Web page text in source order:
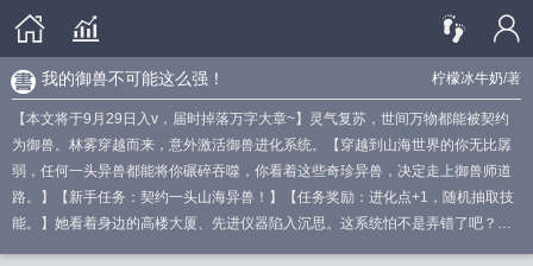
柠檬冰牛奶/著
我的御兽不可能这么强！
【本文将于9月29日入v，届时掉落万字大章~】灵气复苏，世间万物都能被契约
为御兽。林雾穿越而来，意外激活御兽进化系统。【穿越到山海世界的你无比孱
弱，任何一头异兽都能将你碾碎吞噬，你看着这些奇珍异兽，决定走上御兽师道
路。】【新手任务：契约一头山海异兽！】【任务奖励：进化点+1，随机抽取技
能。】她看着身边的高楼大厦、先进仪器陷入沉思。这系统怕不是弄错了吧？这